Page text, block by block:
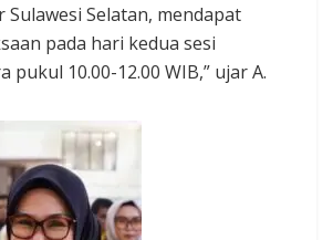
Selatan, mendapat
pada hari kedua sesi
pukul 10.00-12.00 WIB,” ujar A.